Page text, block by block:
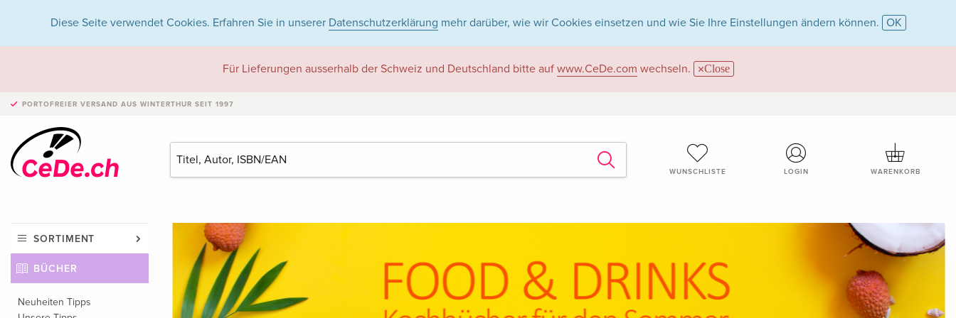
Diese Seite verwendet Cookies. Erfahren Sie in unserer Datenschutzerklärung mehr darüber, wie wir Cookies einsetzen und wie Sie Ihre Einstellungen ändern können. OK
Für Lieferungen ausserhalb der Schweiz und Deutschland bitte auf www.CeDe.com wechseln. Close
PORTOFREIER VERSAND AUS WINTERTHUR SEIT 1997
WUNSCHLISTE LOGIN WARENKORB
SORTIMENT
BÜCHER
Neuheiten Tipps